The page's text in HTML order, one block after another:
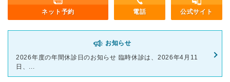
ネット予約 電話 公式サイト
お知らせ
2026年度の年間休診日のお知らせ 臨時休診は、2026年4月11
日、...